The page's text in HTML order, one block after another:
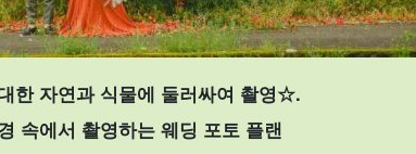
한 자연과 식물에 둘러싸여 촬영☆.
속에서 촬영하는 웨딩 포토 플랜